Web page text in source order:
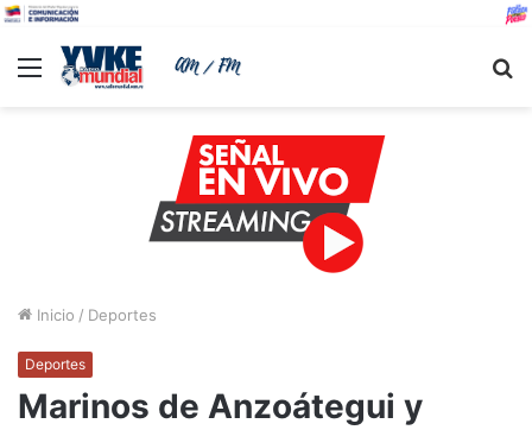
Menu
Inicio / Deportes
Deportes
Marinos de Anzoátegui y